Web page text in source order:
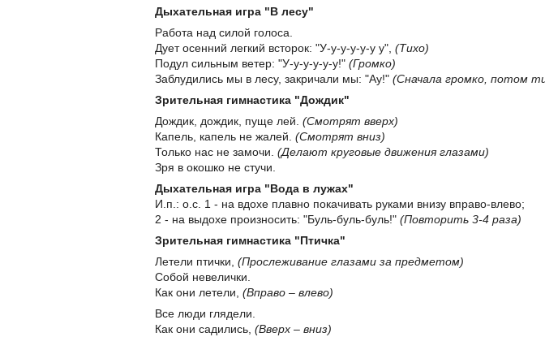
Дыхательная игра "В лесу"
Работа над силой голоса.
Дует осенний легкий всторок: "У-у-у-у-у-у у", (Тихо)
Подул сильным ветер: "У-у-у-у-у-у!" (Громко)
Заблудились мы в лесу, закричали мы: "Ау!" (Сначала громко, потом
Зрительная гимнастика "Дождик"
Дождик, дождик, пуще лей. (Смотрят вверх)
Капель, капель не жалей. (Смотрят вниз)
Только нас не замочи. (Делают круговые движения глазами)
Зря в окошко не стучи.
Дыхательная игра "Вода в лужах"
И.п.: о.с. 1 - на вдохе плавно покачивать руками внизу вправо-влево;
2 - на выдохе произносить: "Буль-буль-буль!" (Повторить 3-4 раза)
Зрительная гимнастика "Птичка"
Летели птички, (Прослеживание глазами за предметом)
Собой невелички.
Как они летели, (Вправо – влево)
Все люди глядели.
Как они садились, (Вверх – вниз)